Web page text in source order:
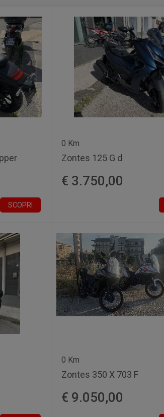
SCOPRI
0 Km
Zontes 125 G d
€ 3.750,00
0 Km
Zontes 350 X 703 F
€ 9.050,00